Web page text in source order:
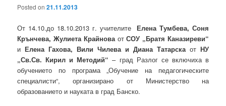
Posted on21.11.2013
От 14.10.до 18.10.2013 г. учителитеЕлена Тумбева, Соня
Крънчева, Жулиета КрайноваотСОУ „Братя Каназиреви“
иЕлена Гахова, Вили Чилева и Диана Татарскаот НУ
„Св.Св. Кирил и Методий“ – град Разлог се включиха в
обучението по програма „Обучение на педагогическите
специалисти“, организирано от Министерство на
образованието и науката в град Банско.